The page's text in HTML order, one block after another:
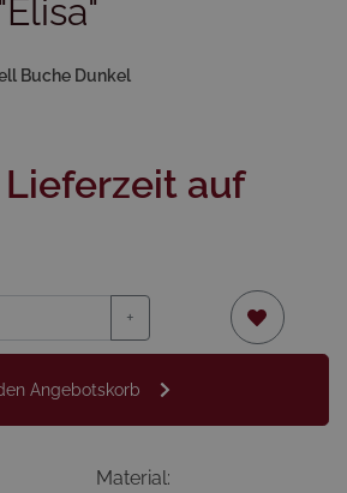
Buche Dunkel
auf
+
Angebotskorb
Material: